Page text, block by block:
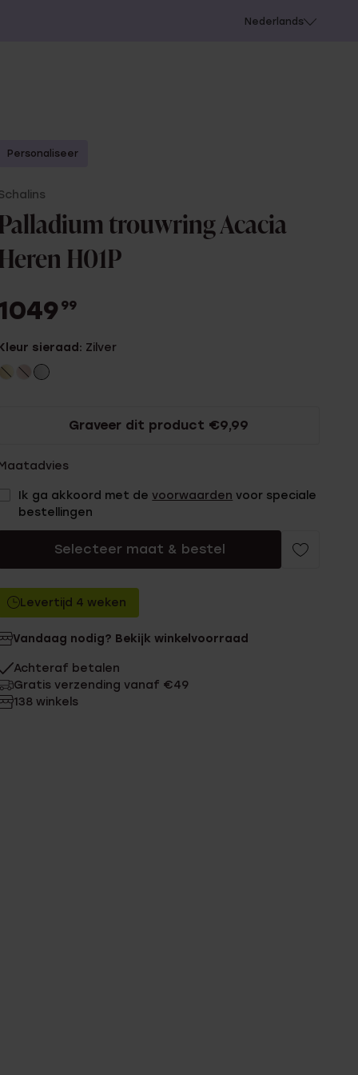
Nederlands
Personaliseer
trouwring Acacia
H01P
99
sieraad: Zilver
Graveer dit product €9,99
Ik ga akkoord met devoorwaarden voor speciale
bestellingen
Selecteer maat & bestel
Levertijd 4 weken
Vandaag nodig? Bekijk winkelvoorraad
Achteraf betalen
Gratis verzending vanaf €49
138 winkels